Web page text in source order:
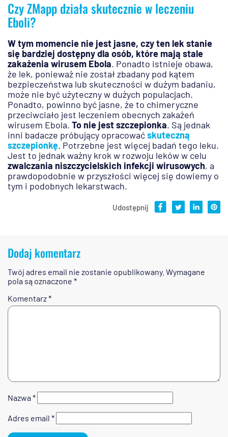
Czy ZMapp działa skutecznie w leczeniu
Eboli?
W tym momencie nie jest jasne, czy ten lek stanie
się bardziej dostępny dla osób, które mają stale
zakażenia wirusem Ebola. Ponadto istnieje obawa,
że lek, ponieważ nie został zbadany pod kątem
bezpieczeństwa lub skuteczności w dużym badaniu,
może nie być użyteczny w dużych populacjach.
Ponadto, powinno być jasne, że to chimeryczne
przeciwciało jest leczeniem obecnych zakażeń
wirusem Ebola. To nie jest szczepionka. Są jednak
inni badacze próbujący opracowaćskuteczną
szczepionkę. Potrzebne jest więcej badań tego leku.
Jest to jednak ważny krok w rozwoju leków w celu
zwalczania niszczycielskich infekcji wirusowych, a
prawdopodobnie w przyszłości więcej się dowiemy o
tym i podobnych lekarstwach.
Udostępnij
Dodaj komentarz
Twój adres email nie zostanie opublikowany. Wymagane
pola są oznaczone *
Komentarz*
Nazwa *
Adres email *